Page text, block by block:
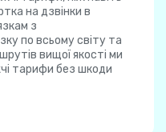
на дзвінки в
з
по всьому світу та
вищої якості ми
тарифи без шкоди